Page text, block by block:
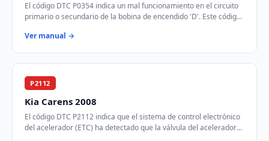
El código DTC P0354 indica un mal funcionamiento en el circuito
primario o secundario de la bobina de encendido 'D'. Este código
Ver manual →
P2112
Kia Carens 2008
El código DTC P2112 indica que el sistema de control electrónico
del acelerador (ETC) ha detectado que la válvula del acelerador